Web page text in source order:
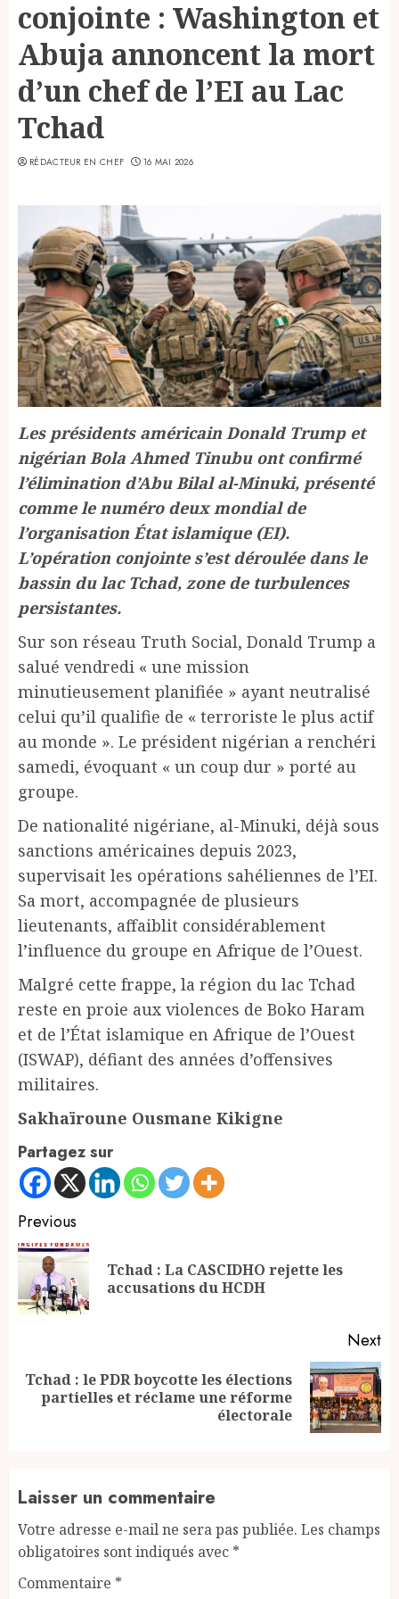
conjointe : Washington et
Abuja annoncent la mort
d’un chef de l’EI au Lac
Tchad
RÉDACTEUR EN CHEF 16 MAI 2026
Les présidents américain Donald Trump et
nigérian Bola Ahmed Tinubu ont confirmé
l’élimination d’Abu Bilal al-Minuki, présenté
comme le numéro deux mondial de
l’organisation État islamique (EI).
L’opération conjointe s’est déroulée dans le
bassin du lac Tchad, zone de turbulences
persistantes.
Sur son réseau Truth Social, Donald Trump a
salué vendredi « une mission
minutieusement planifiée » ayant neutralisé
celui qu’il qualifie de « terroriste le plus actif
au monde ». Le président nigérian a renchéri
samedi, évoquant « un coup dur » porté au
groupe.
De nationalité nigériane, al-Minuki, déjà sous
sanctions américaines depuis 2023,
supervisait les opérations sahéliennes de l’EI.
Sa mort, accompagnée de plusieurs
lieutenants, affaiblit considérablement
l’influence du groupe en Afrique de l’Ouest.
Malgré cette frappe, la région du lac Tchad
reste en proie aux violences de Boko Haram
et de l’État islamique en Afrique de l’Ouest
(ISWAP), défiant des années d’offensives
militaires.
Sakhaïroune Ousmane Kikigne
Partagez sur
Continue
Reading
Previous
Tchad : La CASCIDHO rejette les
accusations du HCDH
Next
Next
Tchad : le PDR boycotte les élections
partielles et réclame une réforme
électorale
Laisser un commentaire
Votre adresse e-mail ne sera pas publiée. Les champs
obligatoires sont indiqués avec *
Commentaire *